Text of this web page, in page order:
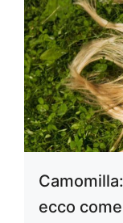
ecco